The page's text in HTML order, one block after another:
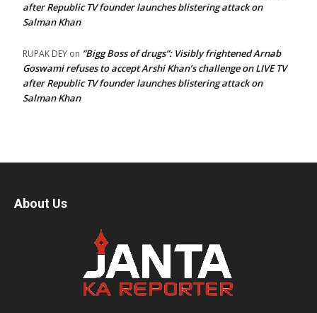
after Republic TV founder launches blistering attack on
Salman Khan
RUPAK DEY on “Bigg Boss of drugs”: Visibly frightened Arnab
Goswami refuses to accept Arshi Khan’s challenge on LIVE TV
after Republic TV founder launches blistering attack on
Salman Khan
About Us